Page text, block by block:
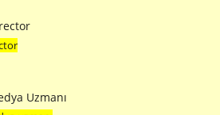
Uzmanı